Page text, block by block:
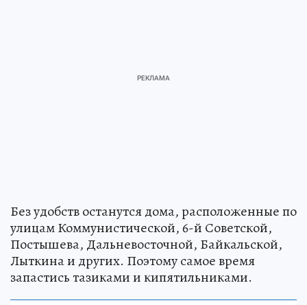
Без удобств останутся дома, расположенные по
улицам Коммунистической, 6-й Советской,
Постышева, Дальневосточной, Байкальской,
Лыткина и других. Поэтому самое время
запастись тазиками и кипятильниками.